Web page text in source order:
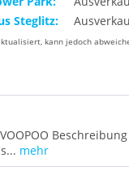
Steglitz:
kann jedoch
mehr